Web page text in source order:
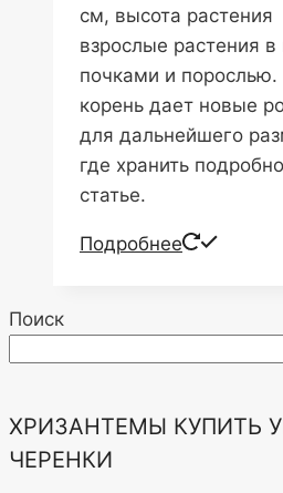
см, высота
взрослые растения
почками и порослью.
корень дает новые
для дальнейшего
где хранить
статье.
Подробнее
Поиск
ХРИЗАНТЕМЫ КУПИТЬ
ЧЕРЕНКИ